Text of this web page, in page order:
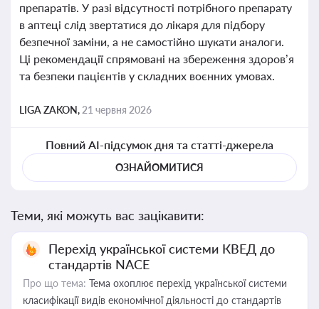
препаратів. У разі відсутності потрібного препарату
в аптеці слід звертатися до лікаря для підбору
безпечної заміни, а не самостійно шукати аналоги.
Ці рекомендації спрямовані на збереження здоров’я
та безпеки пацієнтів у складних воєнних умовах.
LIGA ZAKON, 21 червня 2026
Повний AI-підсумок дня та статті-джерела
ОЗНАЙОМИТИСЯ
Теми, які можуть вас зацікавити:
Перехід української системи КВЕД до
стандартів NACE
Про що тема: Тема охоплює перехід української системи
класифікації видів економічної діяльності до стандартів